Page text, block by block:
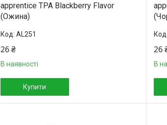
apprentice TPA Blackberry Flavor
(Ожина)
AL251
26 ₴
В наявності
Купити
26
В